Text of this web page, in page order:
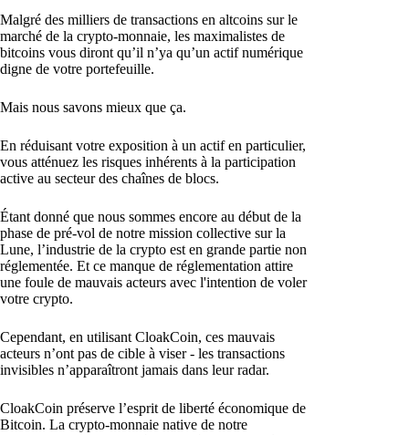
Malgré des milliers de transactions en altcoins sur le
marché de la crypto-monnaie, les maximalistes de
bitcoins vous diront qu’il n’ya qu’un actif numérique
digne de votre portefeuille.
Mais nous savons mieux que ça.
En réduisant votre exposition à un actif en particulier,
vous atténuez les risques inhérents à la participation
active au secteur des chaînes de blocs.
Étant donné que nous sommes encore au début de la
phase de pré-vol de notre mission collective sur la
Lune, l’industrie de la crypto est en grande partie non
réglementée. Et ce manque de réglementation attire
une foule de mauvais acteurs avec l'intention de voler
votre crypto.
Cependant, en utilisant CloakCoin, ces mauvais
acteurs n’ont pas de cible à viser - les transactions
invisibles n’apparaîtront jamais dans leur radar.
CloakCoin préserve l’esprit de liberté économique de
Bitcoin. La crypto-monnaie native de notre